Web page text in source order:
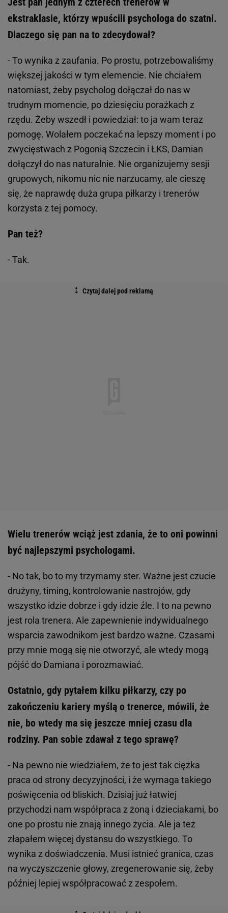
ekstraklasie, którzy wpuścili psychologa do szatni.
Dlaczego się pan na to zdecydował?
- To wynika z zaufania. Po prostu, potrzebowaliśmy
większej jakości w tym elemencie. Nie chciałem
natomiast, żeby psycholog dołączał do nas w
trudnym momencie, po dziesięciu porażkach z
rzędu. Żeby wszedł i powiedział: to ja wam teraz
pomogę. Wolałem poczekać na lepszy moment i po
zwycięstwach z Pogonią Szczecin i ŁKS, Damian
dołączył do nas naturalnie. Nie organizujemy sesji
grupowych, nikomu nic nie narzucamy, ale cieszę
się, że naprawdę duża grupa piłkarzy i trenerów
korzysta z tej pomocy.
Pan też?
- Tak.
Wielu trenerów wciąż jest zdania, że to oni powinni
być najlepszymi psychologami.
- No tak, bo to my trzymamy ster. Ważne jest czucie
drużyny, timing, kontrolowanie nastrojów, gdy
wszystko idzie dobrze i gdy idzie źle. I to na pewno
jest rola trenera. Ale zapewnienie indywidualnego
wsparcia zawodnikom jest bardzo ważne. Czasami
przy mnie mogą się nie otworzyć, ale wtedy mogą
pójść do Damiana i porozmawiać.
Ostatnio, gdy pytałem kilku piłkarzy, czy po
zakończeniu kariery myślą o trenerce, mówili, że
nie, bo wtedy ma się jeszcze mniej czasu dla
rodziny. Pan sobie zdawał z tego sprawę?
- Na pewno nie wiedziałem, że to jest tak ciężka
praca od strony decyzyjności, i że wymaga takiego
poświęcenia od bliskich. Dzisiaj już łatwiej
przychodzi nam współpraca z żoną i dzieciakami, bo
one po prostu nie znają innego życia. Ale ja też
złapałem więcej dystansu do wszystkiego. To
wynika z doświadczenia. Musi istnieć granica, czas
na wyczyszczenie głowy, zregenerowanie się, żeby
później lepiej współpracować z zespołem.